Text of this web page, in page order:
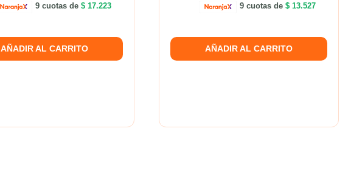
9 cuotas de$ 17.223
AÑADIR AL CARRITO
9 cuotas de$ 13.527
AÑADIR AL CARRITO